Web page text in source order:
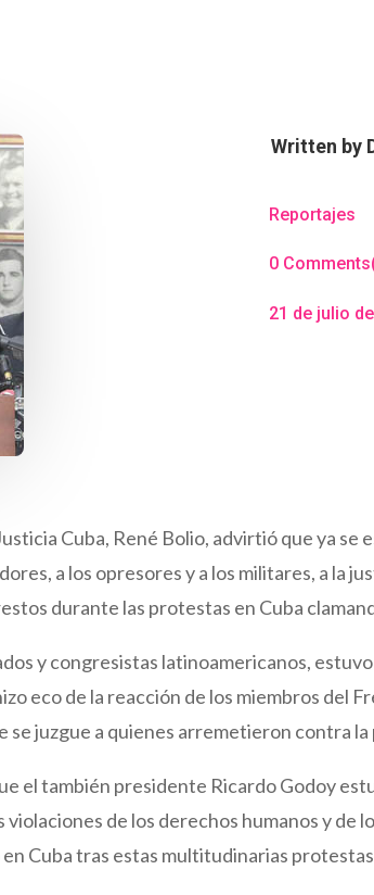
Written by
Reportajes
0
21 de julio
Cuba, René Bolio, advirtió que ya se
a los opresores y a los militares, a la
durante las protestas en Cuba
y congresistas latinoamericanos,
eco de la reacción de los miembros del
juzgue a quienes arremetieron contra la
el también presidente Ricardo Godoy
de los derechos humanos y de
Cuba tras estas multitudinarias